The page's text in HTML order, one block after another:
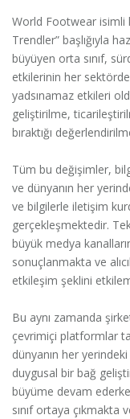
World Footwear isimli
Trendler” başlığıyla
büyüyen orta sınıf,
etkilerinin her
yadsınamaz etkileri
geliştirilme,
bıraktığı
Tüm bu değişimler,
ve dünyanın her
ve bilgilerle iletişim
gerçekleşmektedir.
büyük medya
sonuçlanmakta ve
etkileşim şeklini
Bu aynı zamanda
çevrimiçi platformlar
dünyanın her
duygusal bir bağ
büyüme devam
sınıf ortaya